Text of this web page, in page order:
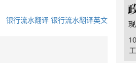
银行流水翻译银行流水翻译英文